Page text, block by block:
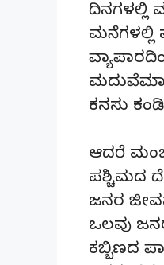
ದಿನಗಳಲ್ಲಿ
ಮನೆಗಳಲ್ಲಿ
ಕನಸು
ಆದರೆ
ಪಶ್ಚಿಮದ
ಜನರ
ಒಲವು
ಕಬ್ಬಿಣದ